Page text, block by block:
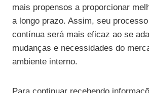
mais propensos a proporcionar
a longo prazo. Assim, seu
contínua será mais eficaz ao se
mudanças e necessidades do
ambiente interno.